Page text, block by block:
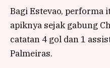
Bagi Estevao,
apiknya sejak gabung
catatan 4 gol dan 1
Palmeiras.